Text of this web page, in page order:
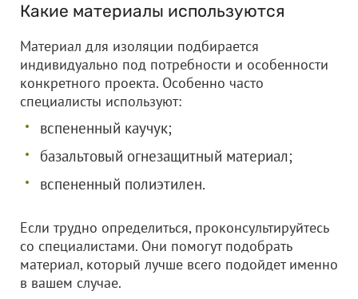
Какие материалы используются
Материал для изоляции подбирается
индивидуально под потребности и особенности
конкретного проекта. Особенно часто
специалисты используют:
вспененный каучук;
базальтовый огнезащитный материал;
вспененный полиэтилен.
Если трудно определиться, проконсультируйтесь
со специалистами. Они помогут подобрать
материал, который лучше всего подойдет именно
в вашем случае.